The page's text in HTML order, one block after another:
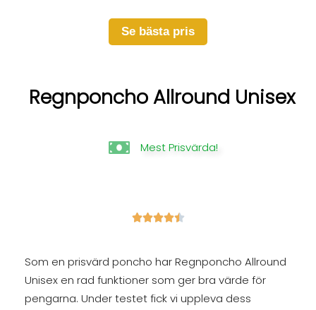
Se bästa pris
Regnponcho Allround Unisex
Mest Prisvärda!

Som en prisvärd poncho har Regnponcho Allround
Unisex en rad funktioner som ger bra värde för
pengarna. Under testet fick vi uppleva dess